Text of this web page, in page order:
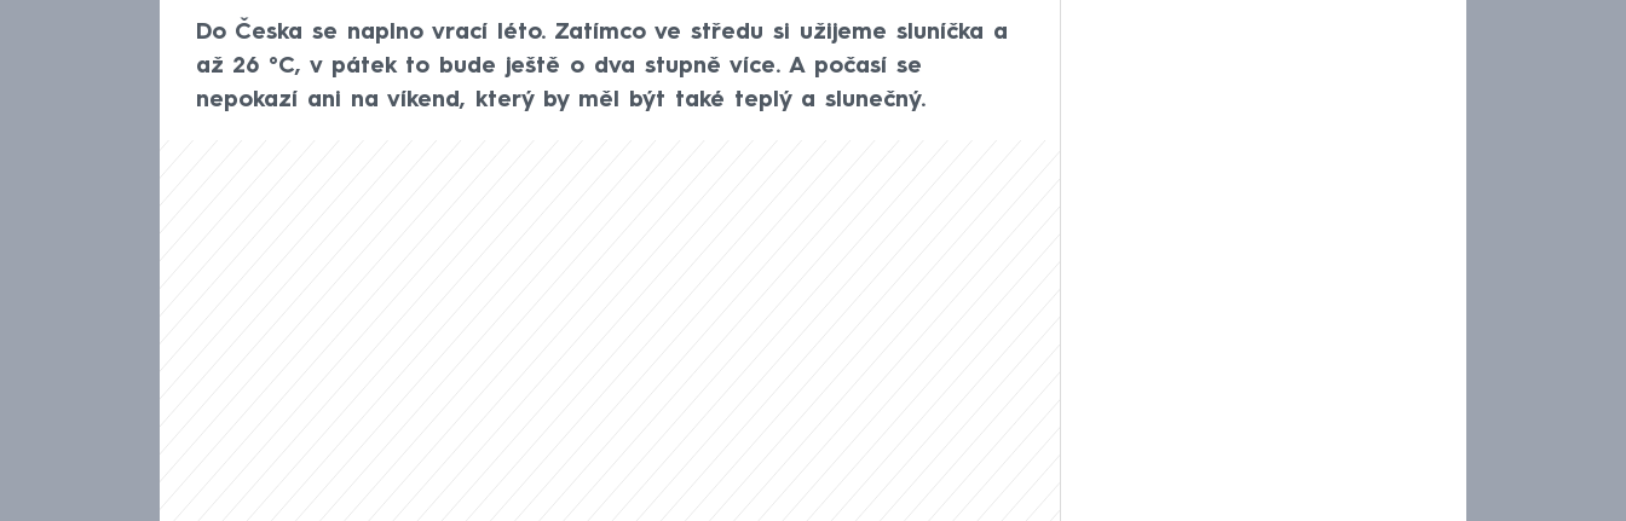
Do Česka se naplno vrací léto. Zatímco ve středu si užijeme sluníčka a
až 26 °C, v pátek to bude ještě o dva stupně více. A počasí se
nepokazí ani na víkend, který by měl být také teplý a slunečný.